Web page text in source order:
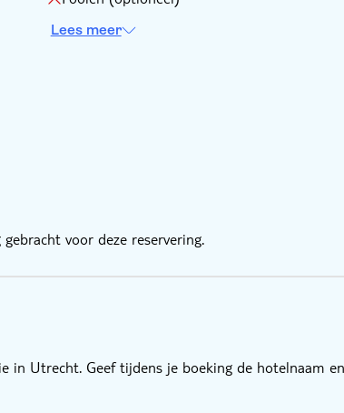
Lees meer
voor deze reservering.
in Utrecht. Geef tijdens je boeking de hotelnaam